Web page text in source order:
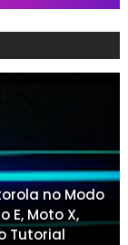
no Modo
E, Moto X,
Tutorial